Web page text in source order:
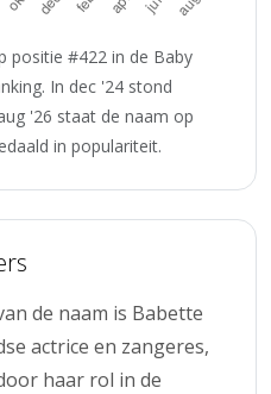
positie #422 in de Baby
In dec '24 stond
'26 staat de naam op
in populariteit.
de naam is Babette
actrice en zangeres,
haar rol in de